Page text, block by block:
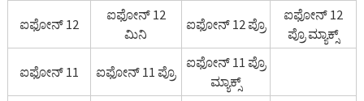
ಐಫೋನ್ 12
ಐಫೋನ್ 12
ಮಿನಿ
ಐಫೋನ್ 12 ಪ್ರೊ
ಐಫೋನ್ 12
ಪ್ರೊ ಮ್ಯಾಕ್ಸ್
ಐಫೋನ್ 11 ಐಫೋನ್ 11 ಪ್ರೊ
ಐಫೋನ್ 11 ಪ್ರೊ
ಮ್ಯಾಕ್ಸ್